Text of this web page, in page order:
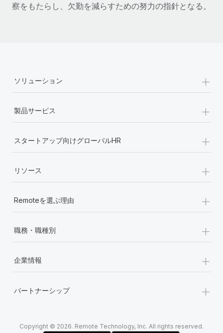
察をもたらし、欠勤を減らすための努力の指針となる。
ソリューション +
製品サービス +
スタートアップ向けグローバルHR +
リソース +
Remoteを選ぶ理由 +
職務・職種別 +
企業情報 +
パートナーシップ +
Copyright © 2026. Remote Technology, Inc. All rights reserved.